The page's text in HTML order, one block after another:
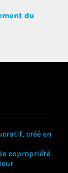
du
créé en
copropriété